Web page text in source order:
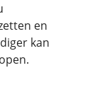
en
kan